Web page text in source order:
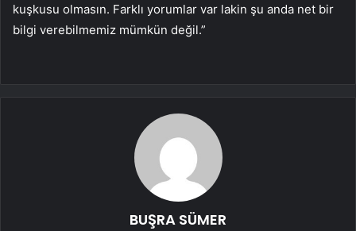
kuşkusu olmasın. Farklı yorumlar var lakin şu anda net bir
bilgi verebilmemiz mümkün değil.”
BUŞRA SÜMER